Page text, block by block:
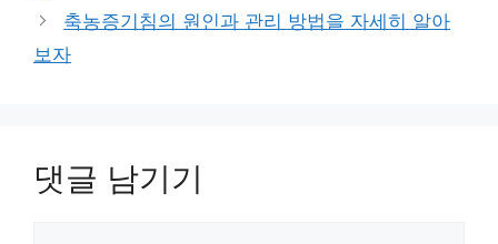
축농증기침의 원인과 관리 방법을 자세히 알아
보자
댓글 남기기